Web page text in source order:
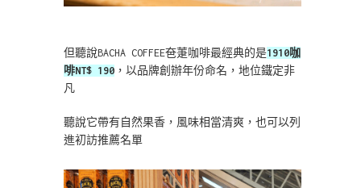
但聽說BACHA COFFEE夿萐咖啡最經典的是1910咖
啡NT$ 190 ，以品牌創辦年份命名，地位鐵定非
凡
聽說它帶有自然果香，風味相當清爽，也可以列
進初訪推薦名單